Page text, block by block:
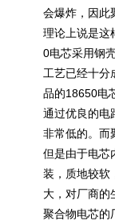
会爆炸，因此
理论上说是这
0电芯采用钢
工艺已经十分
品的18650电
通过优良的电
非常低的。而
但是由于电芯
装，质地较软
大，对厂商的
聚合物电芯的